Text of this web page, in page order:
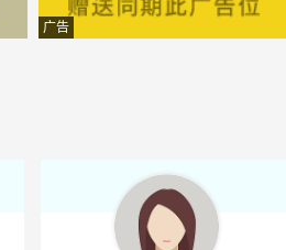
-宁夏吴忠
-吴忠
广告